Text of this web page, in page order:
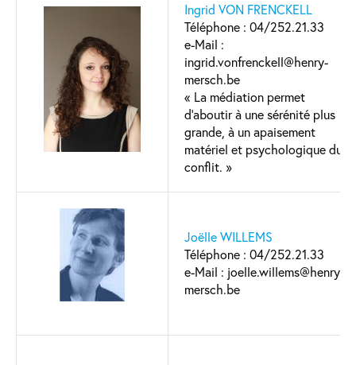
Ingrid VON FRENCKELL
Téléphone : 04/252.21.33
e-Mail :
ingrid.vonfrenckell@henry-
mersch.be
« La médiation permet
d’aboutir à une sérénité plus
grande, à un apaisement
matériel et psychologique du
conflit. »
Joëlle WILLEMS
Téléphone : 04/252.21.33
e-Mail : joelle.willems@henry-
mersch.be